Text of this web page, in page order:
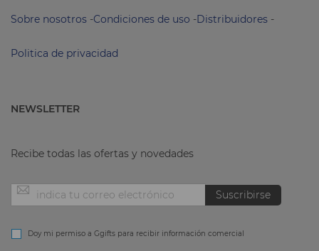
Sobre nosotros -Condiciones de uso -Distribuidores -
Politica de privacidad
NEWSLETTER
Recibe todas las ofertas y novedades
Inscríbase
a
Suscribirse
Doy mi permiso a Ggifts para recibir información comercial